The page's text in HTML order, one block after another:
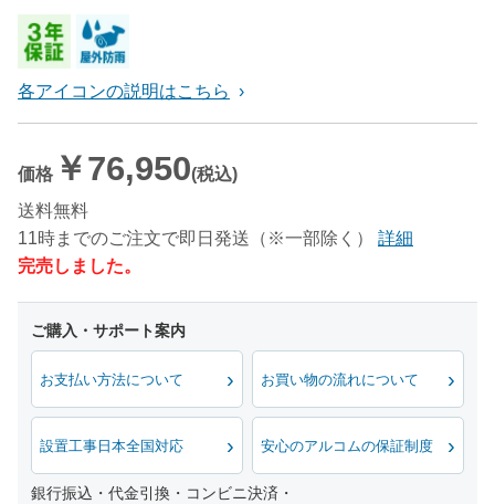
各アイコンの説明はこちら
価格 ￥76,950(税込)
送料無料
11時までのご注文で即日発送（※一部除く）
詳細
完売しました。
お支払い方法について お買い物の流れについて
設置工事日本全国対応 安心のアルコムの保証制度
銀行振込・代金引換・コンビニ決済・